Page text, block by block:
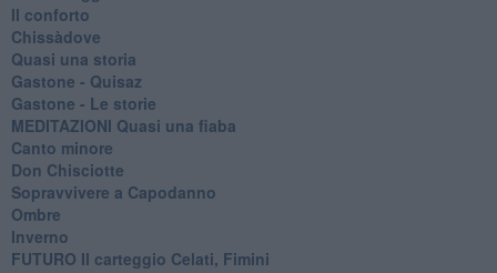
Il conforto
Chissàdove
Quasi una storia
Gastone - Quisaz
Gastone - Le storie
MEDITAZIONI Quasi una fiaba
Canto minore
Don Chisciotte
Sopravvivere a Capodanno
Ombre
Inverno
FUTURO Il carteggio Celati, Fimini